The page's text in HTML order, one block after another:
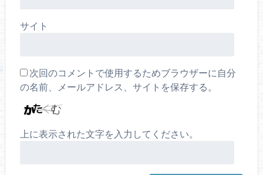
サイト
次回のコメントで使用するためブラウザーに自分
の名前、メールアドレス、サイトを保存する。
上に表示された文字を入力してください。